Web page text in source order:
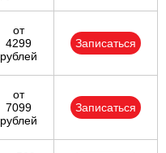
от
4299
рублей
Записаться
от
7099
рублей
Записаться